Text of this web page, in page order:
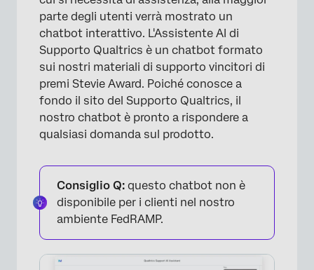
parte degli utenti verrà mostrato un
chatbot interattivo. L'Assistente AI di
Supporto Qualtrics è un chatbot formato
sui nostri materiali di supporto vincitori di
premi Stevie Award. Poiché conosce a
fondo il sito del Supporto Qualtrics, il
nostro chatbot è pronto a rispondere a
qualsiasi domanda sul prodotto.
Consiglio Q: questo chatbot non è
disponibile per i clienti nel nostro
ambiente FedRAMP.